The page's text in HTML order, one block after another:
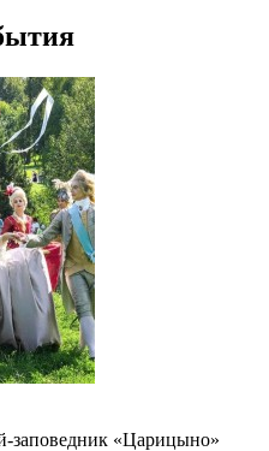
заповедник «Царицыно»